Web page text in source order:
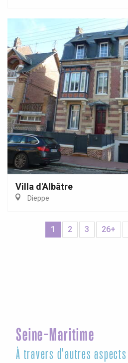
Villa d'Albâtre
Dieppe
1 2 3 26+
Seine-Maritime
À travers d'autres aspects